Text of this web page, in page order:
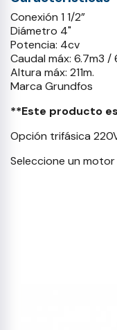
Conexión 1 1/2”
Diámetro 4"
Potencia: 4cv
Caudal máx: 6.7m3 /
Altura máx: 211m.
Marca Grundfos
**Este producto
Opción trifásica
Seleccione un motor